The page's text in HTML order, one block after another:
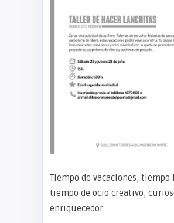
Tiempo de vacaciones, tiempo
tiempo de ocio creativo,
enriquecedor.